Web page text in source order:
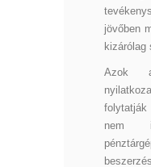
jövőben
kizárólag
Azok
nem